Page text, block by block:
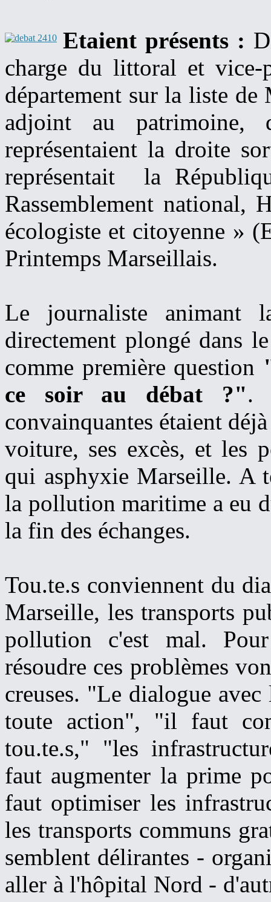
Etaient présents :
charge du littoral et vice-
département sur la liste de
adjoint au
représentaient la droite
représentait la
Rassemblement national,
écologiste et citoyenne »
Printemps Marseillais.
Le journaliste animant
directement plongé dans
comme première question
ce soir au débat ?".
convainquantes étaient
voiture, ses excès, et les
qui asphyxie Marseille. A
la pollution maritime a eu
la fin des échanges.
Tou.te.s conviennent du
Marseille, les transports
pollution c'est mal.
résoudre ces problèmes
creuses. "Le dialogue
toute action", "il faut
tou.te.s," "les
faut augmenter la prime
faut optimiser les
les transports communs
semblent délirantes -
aller à l'hôpital Nord -